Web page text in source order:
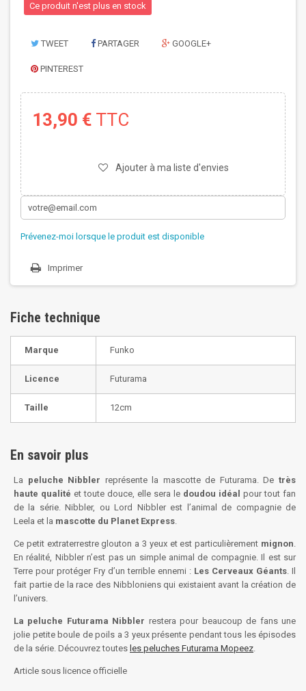
Ce produit n'est plus en stock
TWEET PARTAGER GOOGLE+
PINTEREST
13,90 € TTC
Ajouter à ma liste d'envies
Prévenez-moi lorsque le produit est disponible
Imprimer
Fiche technique
Marque Funko
Licence Futurama
Taille 12cm
En savoir plus
La peluche Nibbler représente la mascotte de Futurama. Detrès
haute qualité et toute douce, elle sera le doudou idéal pour tout fan
de la série. Nibbler, ou Lord Nibbler est l’animal de compagnie de
Leela et la mascotte du Planet Express.
Ce petit extraterrestre glouton a 3 yeux et est particulièrement mignon.
En réalité, Nibbler n’est pas un simple animal de compagnie. Il est sur
Terre pour protéger Fry d’un terrible ennemi : Les Cerveaux Géants. Il
fait partie de la race des Nibbloniens qui existaient avant la création de
l’univers.
La peluche Futurama Nibbler restera pour beaucoup de fans une
jolie petite boule de poils a 3 yeux présente pendant tous les épisodes
de la série. Découvrez toutes les peluches Futurama Mopeez.
Article sous licence officielle